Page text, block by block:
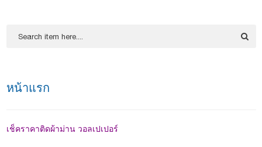
หน้าแรก
เช็คราคาติดผ้าม่าน วอลเปเปอร์